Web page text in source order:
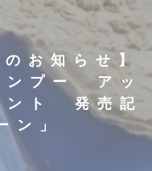
お知らせ】
ンプー アッ
ント 発売記
ン」